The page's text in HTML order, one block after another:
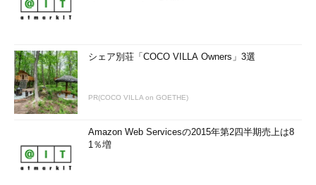
シェア別荘「COCO VILLA Owners」3選
PR(COCO VILLA on GOETHE)
Amazon Web Servicesの2015年第2四半期売上は8
1％増